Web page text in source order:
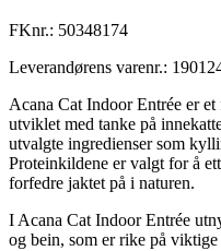
FKnr.: 50348174
Leverandørens varenr.:
Acana Cat Indoor Entrée er
utviklet med tanke på
utvalgte ingredienser som
Proteinkildene er valgt for å
forfedre jaktet på i naturen.
I Acana Cat Indoor Entrée
og bein, som er rike på